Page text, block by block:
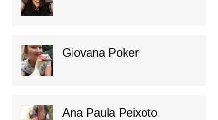
Giovana Poker
Ana Paula Peixoto